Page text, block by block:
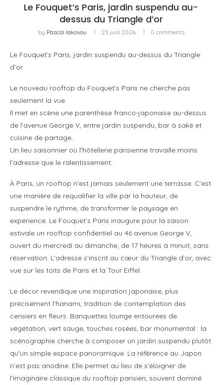
Le Fouquet’s Paris, jardin suspendu au-
dessus du Triangle d’or
by Pascal Iakovou 23 juin 2026 0 comments
Le Fouquet’s Paris, jardin suspendu au-dessus du Triangle
d’or
Le nouveau rooftop du Fouquet’s Paris ne cherche pas
seulement la vue.
Il met en scène une parenthèse franco-japonaise au-dessus
de l’avenue George V, entre jardin suspendu, bar à saké et
cuisine de partage.
Un lieu saisonnier où l’hôtellerie parisienne travaille moins
l’adresse que le ralentissement.
À Paris, un rooftop n’est jamais seulement une terrasse. C’est
une manière de requalifier la ville par la hauteur, de
suspendre le rythme, de transformer le paysage en
expérience. Le Fouquet’s Paris inaugure pour la saison
estivale un rooftop confidentiel au 46 avenue George V,
ouvert du mercredi au dimanche, de 17 heures à minuit, sans
réservation. L’adresse s’inscrit au cœur du Triangle d’or, avec
vue sur les toits de Paris et la Tour Eiffel.
Le décor revendique une inspiration japonaise, plus
précisément l’hanami, tradition de contemplation des
cerisiers en fleurs. Banquettes lounge entourées de
végétation, vert sauge, touches rosées, bar monumental : la
scénographie cherche à composer un jardin suspendu plutôt
qu’un simple espace panoramique. La référence au Japon
n’est pas anodine. Elle permet au lieu de s’éloigner de
l’imaginaire classique du rooftop parisien, souvent dominé